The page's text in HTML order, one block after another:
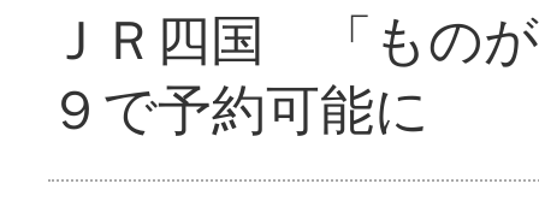
ＪＲ四国 「もの
９で予約可能に